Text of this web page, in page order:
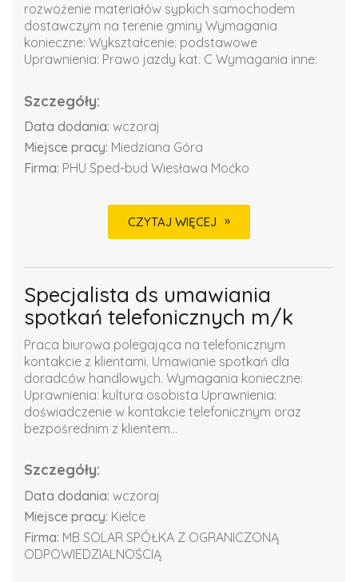
rozwożenie materiałów sypkich samochodem
dostawczym na terenie gminy Wymagania
konieczne: Wykształcenie: podstawowe
Uprawnienia: Prawo jazdy kat. C Wymagania inne:
Szczegóły:
Data dodania: wczoraj
Miejsce pracy: Miedziana Góra
Firma: PHU Sped-bud Wiesława Moćko
CZYTAJ WIĘCEJ
Specjalista ds umawiania
spotkań telefonicznych m/k
Praca biurowa polegająca na telefonicznym
kontakcie z klientami. Umawianie spotkań dla
doradców handlowych. Wymagania konieczne:
Uprawnienia: kultura osobista Uprawnienia:
doświadczenie w kontakcie telefonicznym oraz
bezpośrednim z klientem...
Szczegóły:
Data dodania: wczoraj
Miejsce pracy: Kielce
Firma: MB SOLAR SPÓŁKA Z OGRANICZONĄ
ODPOWIEDZIALNOŚCIĄ